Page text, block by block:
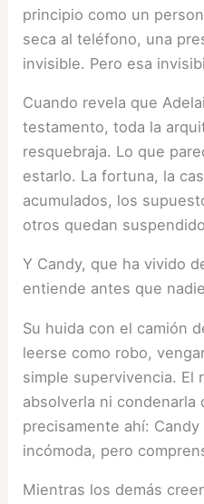
principio como un
seca al teléfono, una
invisible. Pero esa
Cuando revela que
testamento, toda la
resquebraja. Lo que
estarlo. La fortuna, la
acumulados, los
otros quedan
Y Candy, que ha vivido
entiende antes que
Su huida con el camión
leerse como robo,
simple supervivencia. El
absolverla ni
precisamente ahí:
incómoda, pero
Mientras los demás